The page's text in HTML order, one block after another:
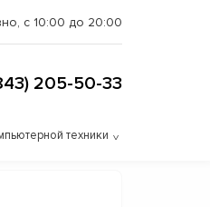
с 10:00 до 20:00
205-50-33
техники